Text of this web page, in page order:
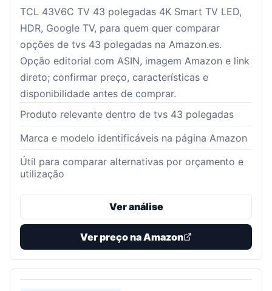
TCL 43V6C TV 43 polegadas 4K Smart TV LED,
HDR, Google TV, para quem quer comparar
opções de tvs 43 polegadas na Amazon.es.
Opção editorial com ASIN, imagem Amazon e link
direto; confirmar preço, características e
disponibilidade antes de comprar.
Produto relevante dentro de tvs 43 polegadas
Marca e modelo identificáveis na página Amazon
Útil para comparar alternativas por orçamento e
utilização
Ver análise
Ver preço na Amazon